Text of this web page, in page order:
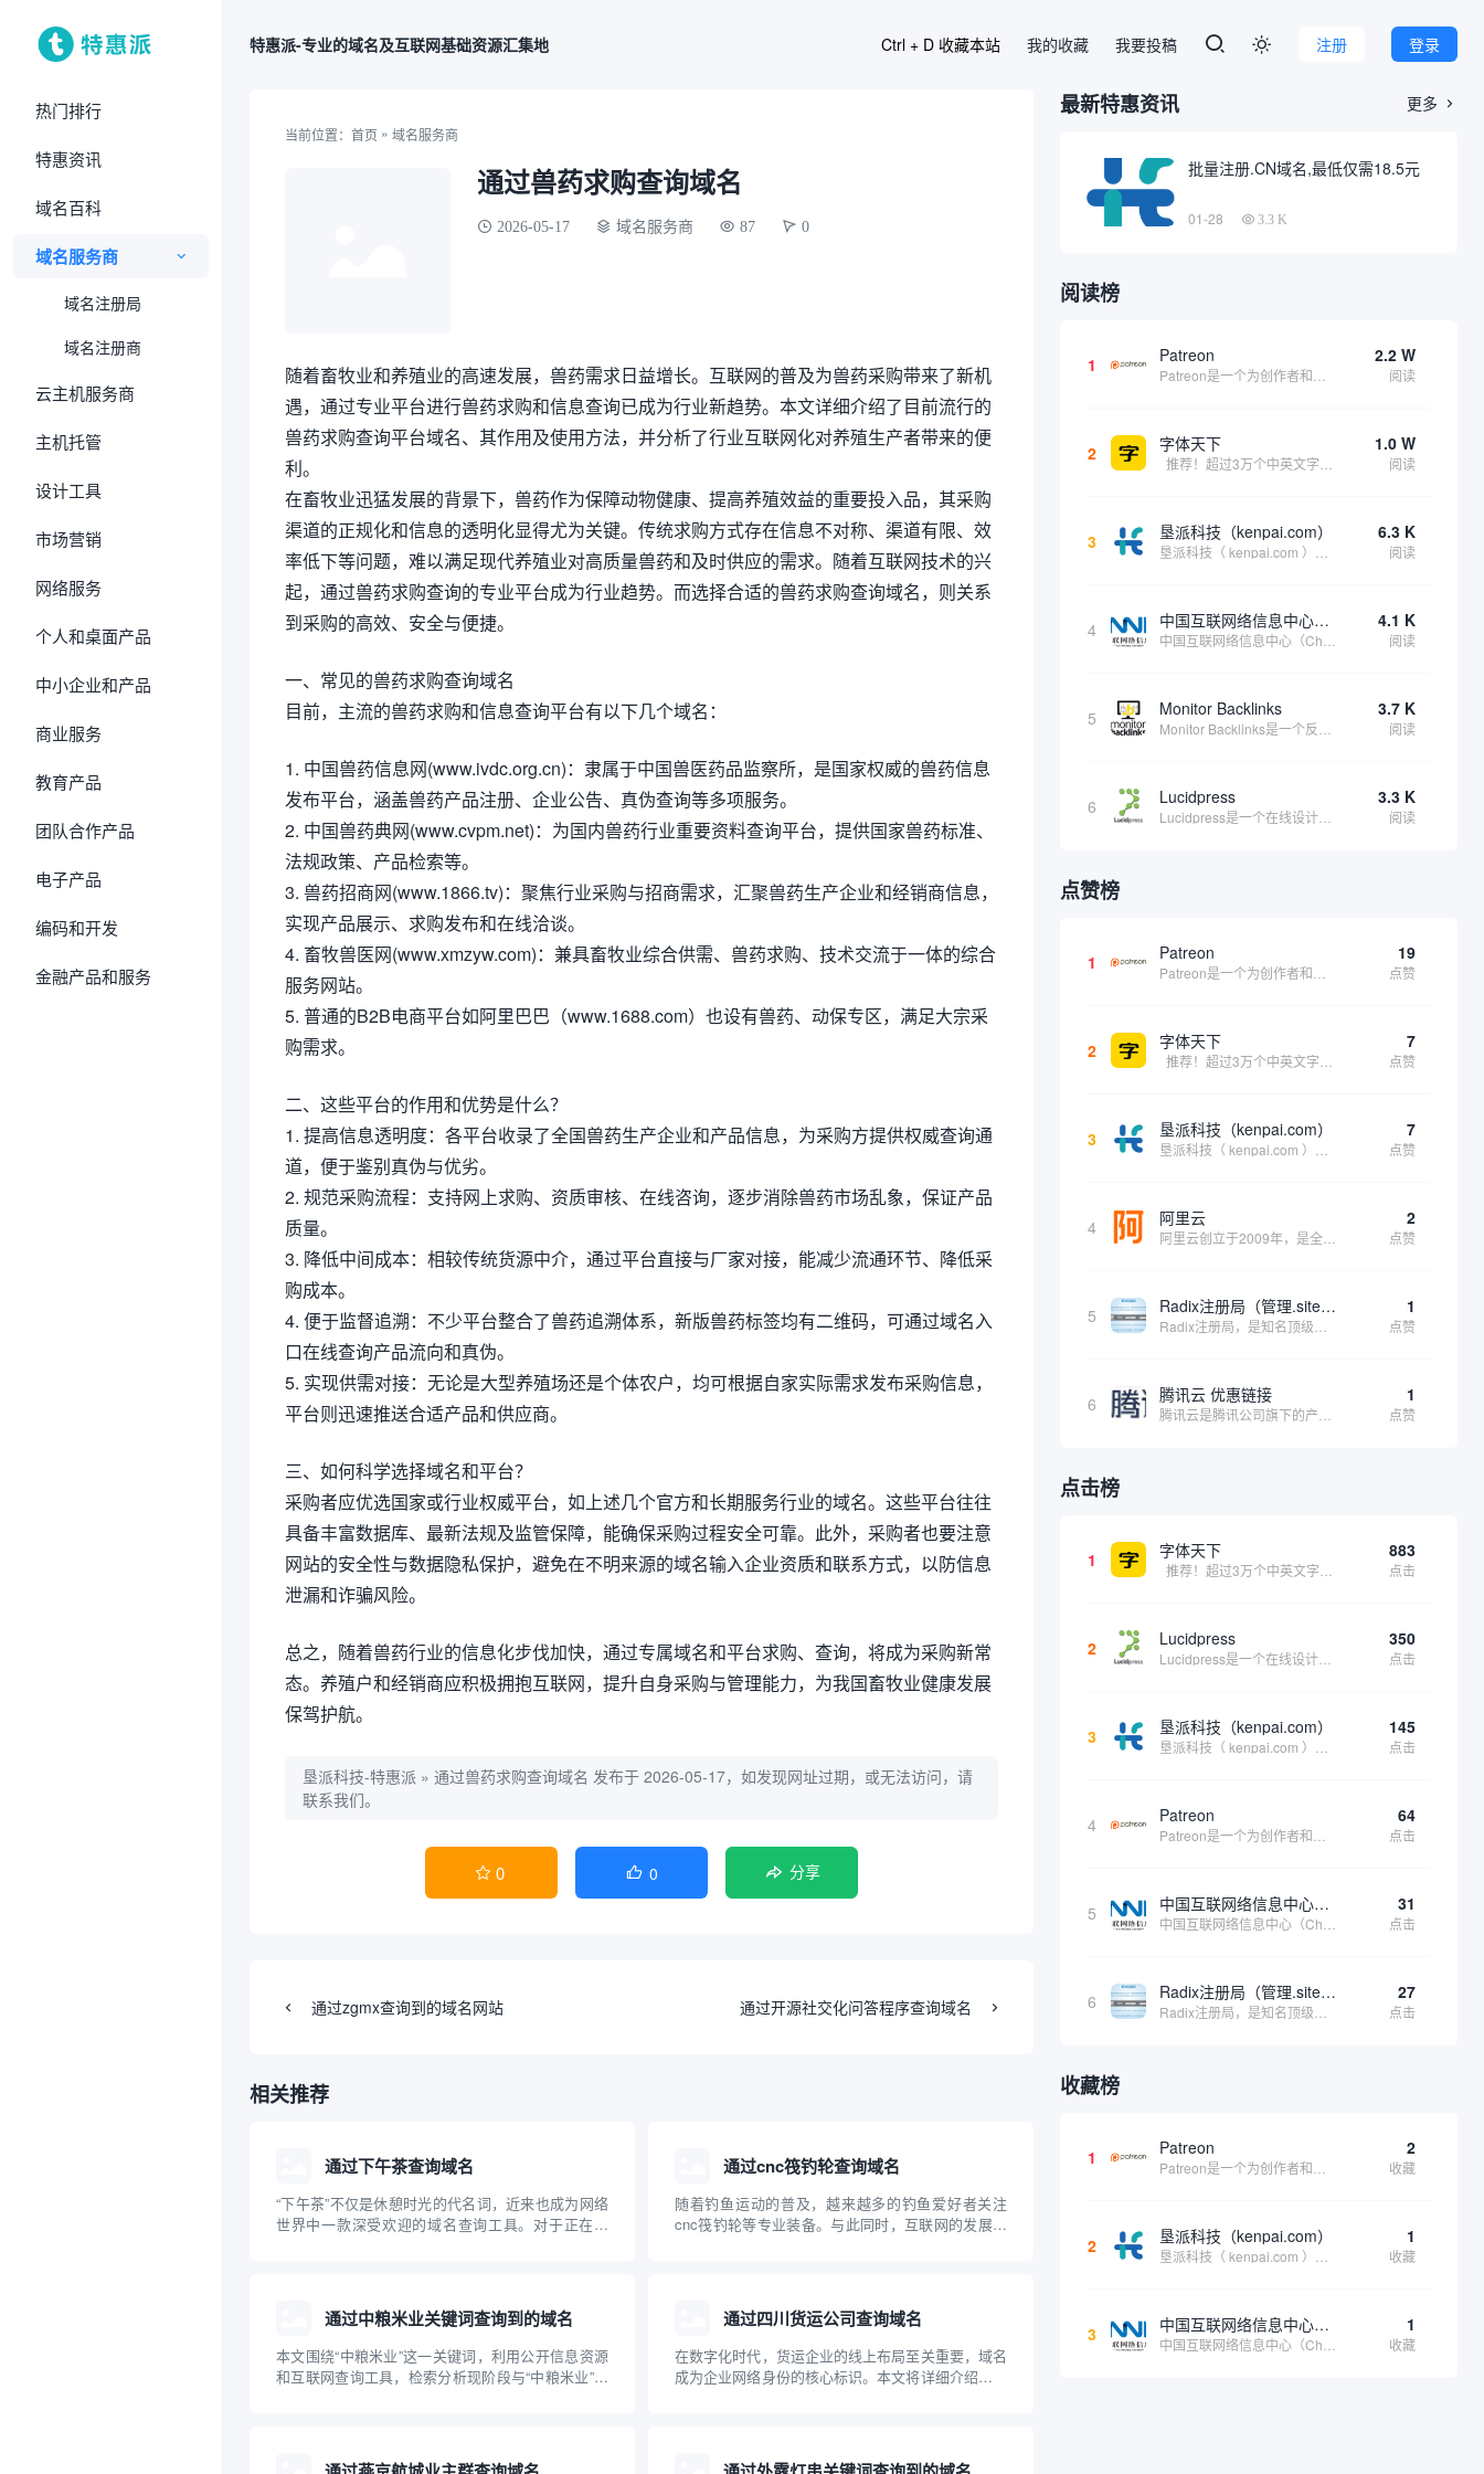
热门排行
特惠资讯
域名百科
域名服务商
域名注册局
域名注册商
云主机服务商
主机托管
设计工具
市场营销
网络服务
个人和桌面产品
中小企业和产品
商业服务
教育产品
团队合作产品
电子产品
编码和开发
金融产品和服务
特惠派-专业的域名及互联网基础资源汇集地 登录
注册

我的收藏 我要投稿
Ctrl + D 收藏本站
当前位置： 首页 » 域名服务商
通过兽药求购查询域名
2026-05-17 域名服务商 87 0
随着畜牧业和养殖业的高速发展，兽药需求日益增长。互联网的普及为兽药采购带来了新机
遇，通过专业平台进行兽药求购和信息查询已成为行业新趋势。本文详细介绍了目前流行的
兽药求购查询平台域名、其作用及使用方法，并分析了行业互联网化对养殖生产者带来的便
利。
在畜牧业迅猛发展的背景下，兽药作为保障动物健康、提高养殖效益的重要投入品，其采购
渠道的正规化和信息的透明化显得尤为关键。传统求购方式存在信息不对称、渠道有限、效
率低下等问题，难以满足现代养殖业对高质量兽药和及时供应的需求。随着互联网技术的兴
起，通过兽药求购查询的专业平台成为行业趋势。而选择合适的兽药求购查询域名，则关系
到采购的高效、安全与便捷。
一、常见的兽药求购查询域名
目前，主流的兽药求购和信息查询平台有以下几个域名：
1. 中国兽药信息网(www.ivdc.org.cn)：隶属于中国兽医药品监察所，是国家权威的兽药信息
发布平台，涵盖兽药产品注册、企业公告、真伪查询等多项服务。
2. 中国兽药典网(www.cvpm.net)：为国内兽药行业重要资料查询平台，提供国家兽药标准、
法规政策、产品检索等。
3. 兽药招商网(www.1866.tv)：聚焦行业采购与招商需求，汇聚兽药生产企业和经销商信息，
实现产品展示、求购发布和在线洽谈。
4. 畜牧兽医网(www.xmzyw.com)：兼具畜牧业综合供需、兽药求购、技术交流于一体的综合
服务网站。
5. 普通的B2B电商平台如阿里巴巴（www.1688.com）也设有兽药、动保专区，满足大宗采
购需求。
二、这些平台的作用和优势是什么？
1. 提高信息透明度：各平台收录了全国兽药生产企业和产品信息，为采购方提供权威查询通
道，便于鉴别真伪与优劣。
2. 规范采购流程：支持网上求购、资质审核、在线咨询，逐步消除兽药市场乱象，保证产品
质量。
3. 降低中间成本：相较传统货源中介，通过平台直接与厂家对接，能减少流通环节、降低采
购成本。
4. 便于监督追溯：不少平台整合了兽药追溯体系，新版兽药标签均有二维码，可通过域名入
口在线查询产品流向和真伪。
5. 实现供需对接：无论是大型养殖场还是个体农户，均可根据自家实际需求发布采购信息，
平台则迅速推送合适产品和供应商。
三、如何科学选择域名和平台？
采购者应优选国家或行业权威平台，如上述几个官方和长期服务行业的域名。这些平台往往
具备丰富数据库、最新法规及监管保障，能确保采购过程安全可靠。此外，采购者也要注意
网站的安全性与数据隐私保护，避免在不明来源的域名输入企业资质和联系方式，以防信息
泄漏和诈骗风险。
总之，随着兽药行业的信息化步伐加快，通过专属域名和平台求购、查询，将成为采购新常
态。养殖户和经销商应积极拥抱互联网，提升自身采购与管理能力，为我国畜牧业健康发展
保驾护航。
垦派科技-特惠派 » 通过兽药求购查询域名 发布于 2026-05-17，如发现网址过期，或无法访问，请
联系我们。
 0  0 分享
通过zgmx查询到的域名网站 通过开源社交化问答程序查询域名
相关推荐
通过下午茶查询域名
“下午茶”不仅是休憩时光的代名词，近来也成为网络
世界中一款深受欢迎的域名查询工具。对于正在建
意事项进...
通过cnc筏钓轮查询域名
随着钓鱼运动的普及，越来越多的钓鱼爱好者关注
cnc筏钓轮等专业装备。与此同时，互联网的发展使
品牌构...
通过中粮米业关键词查询到的域名
本文围绕“中粮米业”这一关键词，利用公开信息资源
和互联网查询工具，检索分析现阶段与“中粮米业”相
通过四川货运公司查询域名
在数字化时代，货运企业的线上布局至关重要，域名
成为企业网络身份的核心标识。本文将详细介绍如何
最新特惠资讯 更多 
批量注册.CN域名,最低仅需18.5元
01-28 3.3 K
阅读榜
1 Patreon 2.2 W
阅读
2 字体天下 1.0 W
阅读
3 垦派科技（kenpai.com） 6.3 K
阅读
4 中国互联网络信息中心（CNNIC） 4.1 K
阅读
5 Monitor Backlinks 3.7 K
阅读
6 Lucidpress 3.3 K
阅读
点赞榜
1 Patreon 19
点赞
2 字体天下 7
点赞
3 垦派科技（kenpai.com） 7
点赞
4 阿里云 2
点赞
5 Radix注册局（管理.site、.online等顶级域名） 1
点赞
6 腾讯云 优惠链接 1
点赞
点击榜
1 字体天下 883
点击
2 Lucidpress 350
点击
3 垦派科技（kenpai.com） 145
点击
4 Patreon 64
点击
5 中国互联网络信息中心（CNNIC） 31
点击
6 Radix注册局（管理.site、.online等顶级域名） 27
点击
收藏榜
1 Patreon 2
收藏
2 垦派科技（kenpai.com） 1
收藏
3 中国互联网络信息中心（CNNIC） 1
收藏